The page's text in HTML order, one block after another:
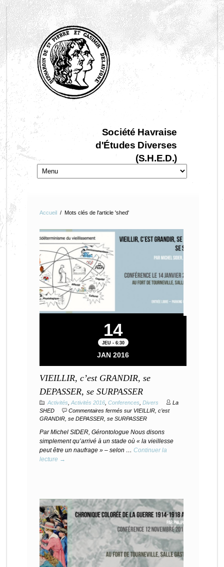
Société Havraise
d'Études Diverses
(S.H.E.D.)
Accueil / Mots clés de l'article 'shed'
14
JEU - 6:30
JAN 2016
VIEILLIR, c’est GRANDIR, se
DEPASSER, se SURPASSER
Activités Activités 2016 Conferences Divers
La
SHED
Commentaires fermés sur VIEILLIR, c’est
GRANDIR, se DEPASSER, se SURPASSER
Par Michel SIDER, Gérontologue Nous disons
simplement qu’arrivé à un stade où « la vieillesse
peut être un naufrage » – selon … Continuer la
lecture →